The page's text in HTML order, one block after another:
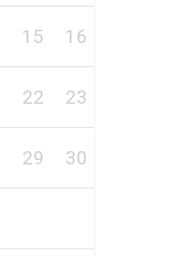
15 16
22 23
29 30